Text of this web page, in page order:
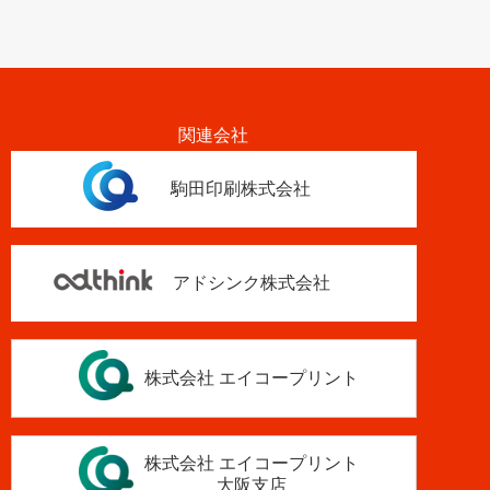
関連会社
駒田印刷株式会社
アドシンク株式会社
株式会社 エイコープリント
株式会社 エイコープリント
大阪支店